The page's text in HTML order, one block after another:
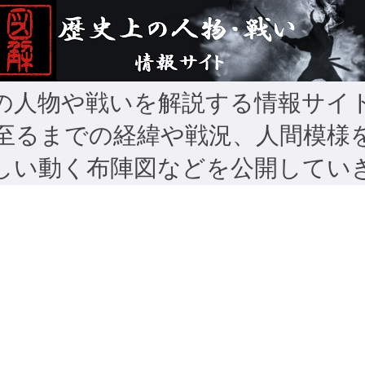
人物や戦いを解説する情報サイ
るまでの経緯や戦況、人間模様
い動く布陣図などを公開してい